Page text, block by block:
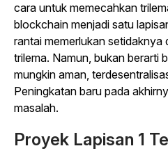
cara untuk memecahkan
blockchain menjadi satu
rantai memerlukan setidaknya
trilema. Namun, bukan berarti
mungkin aman,
Peningkatan baru pada
masalah.
Proyek Lapisan 1